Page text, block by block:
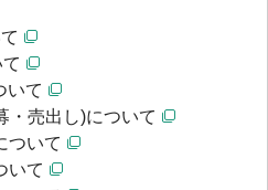
いて
・売出し)について
ついて
いて